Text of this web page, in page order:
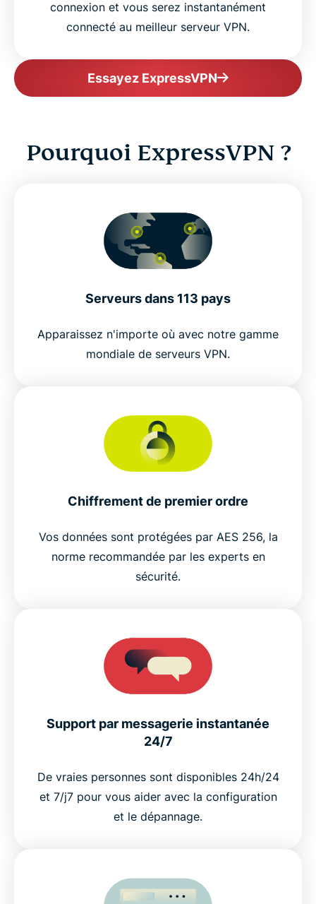
connexion et vous serez instantanément
connecté au meilleur serveur VPN.
Essayez ExpressVPN
Pourquoi ExpressVPN ?
Serveurs dans 113 pays
Apparaissez n'importe où avec notre gamme
mondiale de serveurs VPN.
Chiffrement de premier ordre
Vos données sont protégées par AES 256, la
norme recommandée par les experts en
sécurité.
Support par messagerie instantanée
24/7
De vraies personnes sont disponibles 24h/24
et 7/j7 pour vous aider avec la configuration
et le dépannage.